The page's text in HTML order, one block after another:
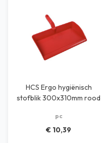
HCS Ergo hygiënisch
stofblik 300x310mm rood
pc
€ 10,39